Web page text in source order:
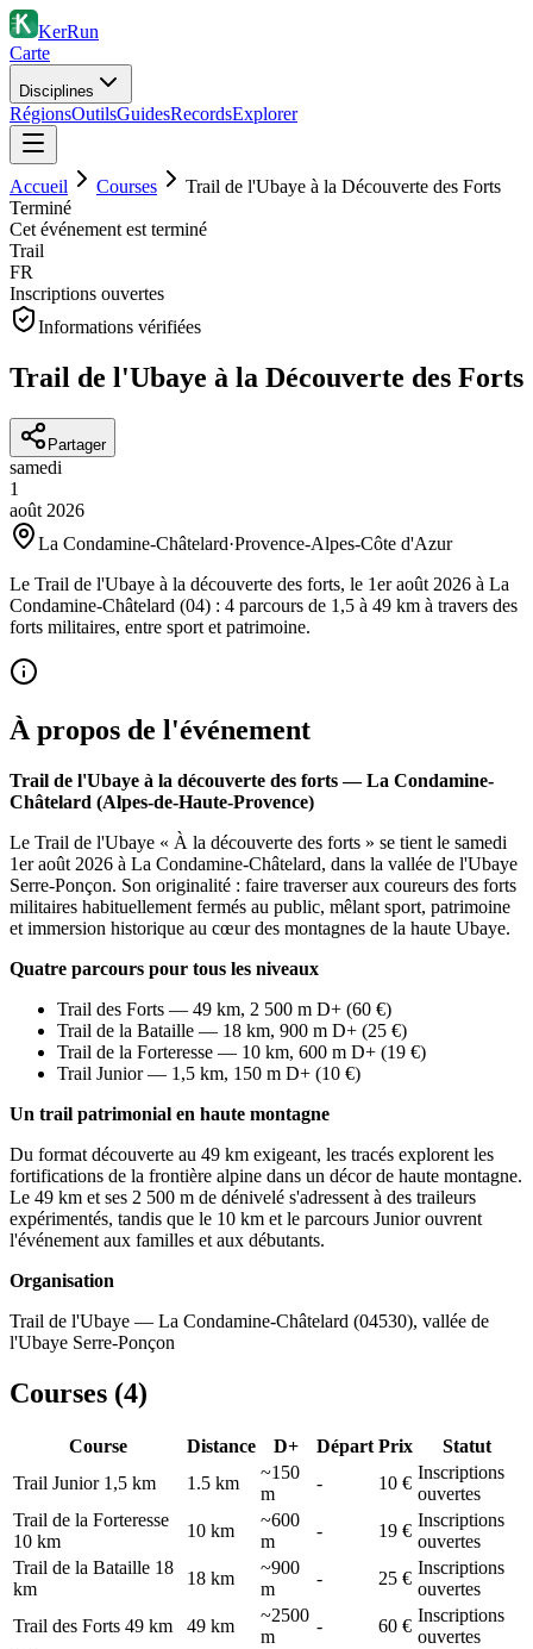
KerRun
Carte
Disciplines
RégionsOutilsGuidesRecordsExplorer
Accueil Courses
Trail de l'Ubaye à la Découverte des Forts
Terminé
Cet événement est terminé
Trail
FR
Inscriptions ouvertes
Informations vérifiées
Trail de l'Ubaye à la Découverte des Forts
Partager
samedi
1
août 2026
La Condamine-Châtelard·Provence-Alpes-Côte d'Azur
Le Trail de l'Ubaye à la découverte des forts, le 1er août 2026 à La
Condamine-Châtelard (04) : 4 parcours de 1,5 à 49 km à travers des
forts militaires, entre sport et patrimoine.
À propos de l'événement
Trail de l'Ubaye à la découverte des forts — La Condamine-
Châtelard (Alpes-de-Haute-Provence)
Le Trail de l'Ubaye « À la découverte des forts » se tient le samedi
1er août 2026 à La Condamine-Châtelard, dans la vallée de l'Ubaye
Serre-Ponçon. Son originalité : faire traverser aux coureurs des forts
militaires habituellement fermés au public, mêlant sport, patrimoine
et immersion historique au cœur des montagnes de la haute Ubaye.
Quatre parcours pour tous les niveaux
Trail des Forts — 49 km, 2 500 m D+ (60 €)
Trail de la Bataille — 18 km, 900 m D+ (25 €)
Trail de la Forteresse — 10 km, 600 m D+ (19 €)
Trail Junior — 1,5 km, 150 m D+ (10 €)
Un trail patrimonial en haute montagne
Du format découverte au 49 km exigeant, les tracés explorent les
fortifications de la frontière alpine dans un décor de haute montagne.
Le 49 km et ses 2 500 m de dénivelé s'adressent à des traileurs
expérimentés, tandis que le 10 km et le parcours Junior ouvrent
l'événement aux familles et aux débutants.
Organisation
Trail de l'Ubaye — La Condamine-Châtelard (04530), vallée de
l'Ubaye Serre-Ponçon
Courses (4)
Course Distance D+ Départ Prix
Statut
Trail Junior 1,5 km
1.5 km
~150
m
- 10 €
Inscriptions
ouvertes
Trail de la Forteresse
10 km
10 km
~600
m
- 19 €
Inscriptions
ouvertes
Trail de la Bataille 18
km
18 km
~900
m
- 25 €
Inscriptions
ouvertes
Trail des Forts 49 km
49 km
~2500
m
- 60 €
Inscriptions
ouvertes